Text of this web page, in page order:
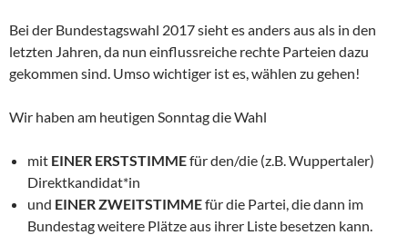
Bei der Bundestagswahl 2017 sieht es anders aus als in den
letzten Jahren, da nun einflussreiche rechte Parteien dazu
gekommen sind. Umso wichtiger ist es, wählen zu gehen!
Wir haben am heutigen Sonntag die Wahl
mit EINER ERSTSTIMMEfür den/die (z.B. Wuppertaler)
Direktkandidat*in
und EINER ZWEITSTIMMEfür die Partei, die dann im
Bundestag weitere Plätze aus ihrer Liste besetzen kann.